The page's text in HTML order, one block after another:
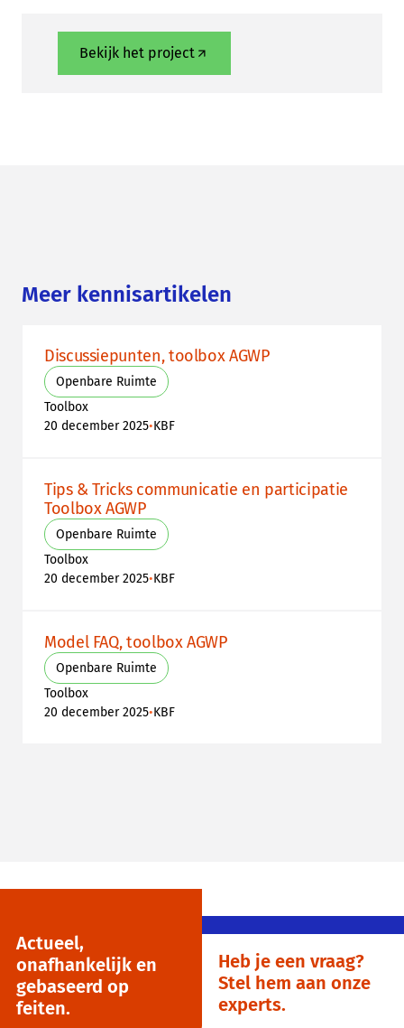
Bekijk het project
Meer kennisartikelen
Discussiepunten, toolbox AGWP
Openbare Ruimte
Toolbox
20 december 2025•KBF
Tips & Tricks communicatie en participatie
Toolbox AGWP
Openbare Ruimte
Toolbox
20 december 2025•KBF
Model FAQ, toolbox AGWP
Openbare Ruimte
Toolbox
20 december 2025•KBF
Actueel,
onafhankelijk en
gebaseerd op
feiten.
Heb je een vraag?
Stel hem aan onze
experts.